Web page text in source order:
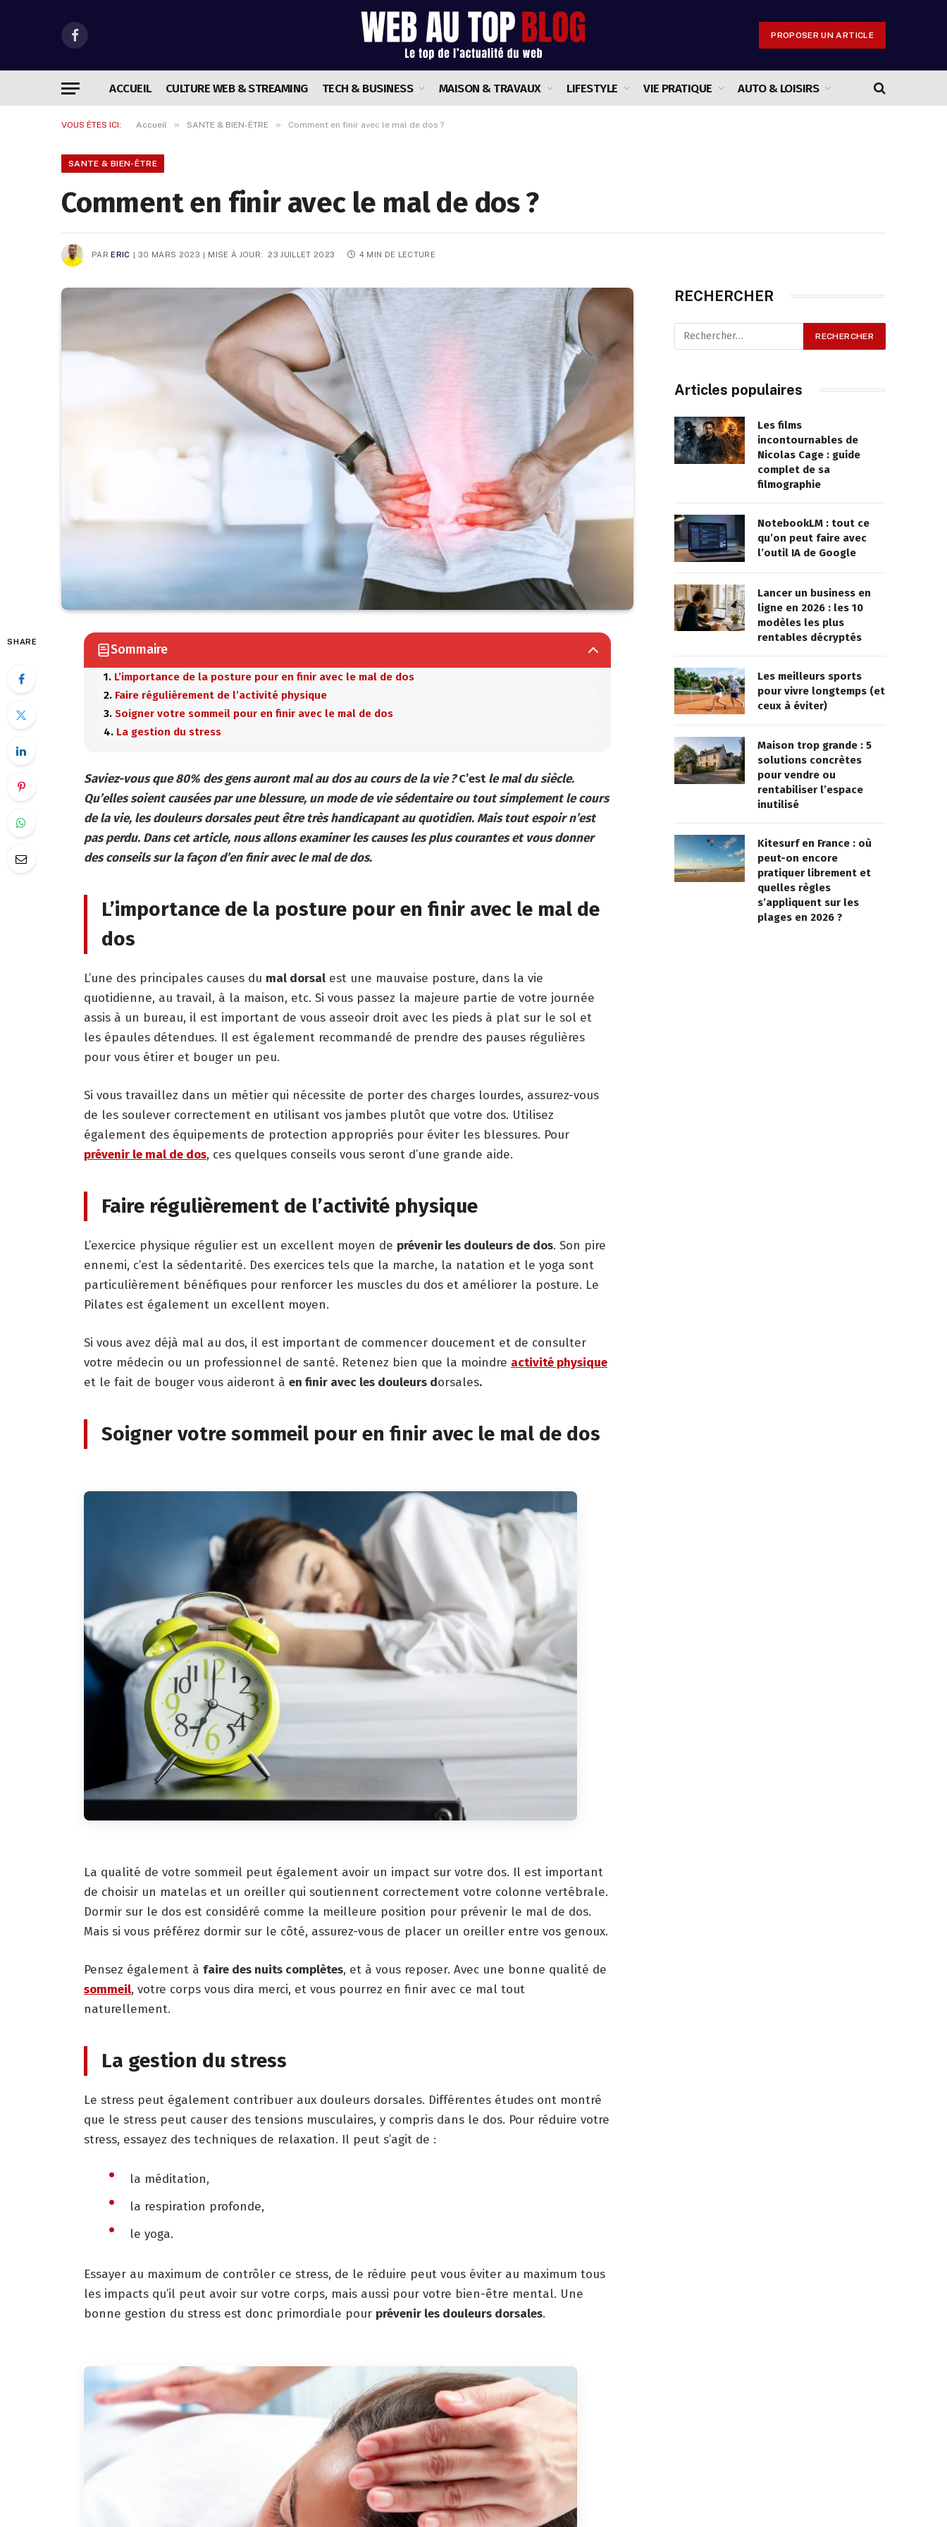
Facebook
PROPOSER UN ARTICLE
ACCUEIL CULTURE WEB & STREAMING TECH & BUSINESS MAISON & TRAVAUX LIFESTYLE VIE PRATIQUE AUTO & LOISIRS
VOUS ÊTES ICI: Accueil » SANTE & BIEN-ÊTRE » Comment en finir avec le mal de dos ?
SANTE & BIEN-ÊTRE
Comment en finir avec le mal de dos ?
PAR ERIC 30 MARS 2023 MISE À JOUR: 23 JUILLET 2023 4 MIN DE LECTURE
SHARE
Sommaire
L’importance de la posture pour en finir avec le mal de dos
Faire régulièrement de l’activité physique
Soigner votre sommeil pour en finir avec le mal de dos
La gestion du stress
Saviez-vous que 80% des gens auront mal au dos au cours de la vie ?C’estle mal du siècle.
Qu’elles soient causées par une blessure, un mode de vie sédentaire ou tout simplement le cours
de la vie, les douleurs dorsales peut être très handicapant au quotidien. Mais tout espoir n’est
pas perdu. Dans cet article, nous allons examiner les causes les plus courantes et vous donner
des conseils sur la façon d’en finir avec le mal de dos.
L’importance de la posture pour en finir avec le mal de
dos
L’une des principales causes du mal dorsalest une mauvaise posture, dans la vie
quotidienne, au travail, à la maison, etc. Si vous passez la majeure partie de votre journée
assis à un bureau, il est important de vous asseoir droit avec les pieds à plat sur le sol et
les épaules détendues. Il est également recommandé de prendre des pauses régulières
pour vous étirer et bouger un peu.
Si vous travaillez dans un métier qui nécessite de porter des charges lourdes, assurez-vous
de les soulever correctement en utilisant vos jambes plutôt que votre dos. Utilisez
également des équipements de protection appropriés pour éviter les blessures. Pour
prévenir le mal de dos, ces quelques conseils vous seront d’une grande aide.
Faire régulièrement de l’activité physique
L’exercice physique régulier est un excellent moyen de prévenir les douleurs de dos. Son pire
ennemi, c’est la sédentarité. Des exercices tels que la marche, la natation et le yoga sont
particulièrement bénéfiques pour renforcer les muscles du dos et améliorer la posture. Le
Pilates est également un excellent moyen.
Si vous avez déjà mal au dos, il est important de commencer doucement et de consulter
votre médecin ou un professionnel de santé. Retenez bien que la moindre activité physique
et le fait de bouger vous aideront à en finir avec les douleurs dorsales.
Soigner votre sommeil pour en finir avec le mal de dos
La qualité de votre sommeil peut également avoir un impact sur votre dos. Il est important
de choisir un matelas et un oreiller qui soutiennent correctement votre colonne vertébrale.
Dormir sur le dos est considéré comme la meilleure position pour prévenir le mal de dos.
Mais si vous préférez dormir sur le côté, assurez-vous de placer un oreiller entre vos genoux.
Pensez également à faire des nuits complètes, et à vous reposer. Avec une bonne qualité de
sommeil, votre corps vous dira merci, et vous pourrez en finir avec ce mal tout
naturellement.
La gestion du stress
Le stress peut également contribuer aux douleurs dorsales. Différentes études ont montré
que le stress peut causer des tensions musculaires, y compris dans le dos. Pour réduire votre
stress, essayez des techniques de relaxation. Il peut s’agit de :
la méditation,
la respiration profonde,
le yoga.
Essayer au maximum de contrôler ce stress, de le réduire peut vous éviter au maximum tous
les impacts qu’il peut avoir sur votre corps, mais aussi pour votre bien-être mental. Une
bonne gestion du stress est donc primordiale pour prévenir les douleurs dorsales.
RECHERCHER
Articles populaires
Les films
incontournables de
Nicolas Cage : guide
complet de sa
filmographie
NotebookLM : tout ce
qu’on peut faire avec
l’outil IA de Google
Lancer un business en
ligne en 2026 : les 10
modèles les plus
rentables décryptés
Les meilleurs sports
pour vivre longtemps (et
ceux à éviter)
Maison trop grande : 5
solutions concrètes
pour vendre ou
rentabiliser l’espace
inutilisé
Kitesurf en France : où
peut-on encore
pratiquer librement et
quelles règles
s’appliquent sur les
plages en 2026 ?